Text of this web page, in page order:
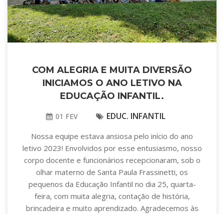
COM ALEGRIA E MUITA DIVERSÃO
INICIAMOS O ANO LETIVO NA
EDUCAÇÃO INFANTIL.
01 FEV EDUC. INFANTIL
Nossa equipe estava ansiosa pelo início do ano
letivo 2023! Envolvidos por esse entusiasmo, nosso
corpo docente e funcionários recepcionaram, sob o
olhar materno de Santa Paula Frassinetti, os
pequenos da Educação Infantil no dia 25, quarta-
feira, com muita alegria, contação de história,
brincadeira e muito aprendizado. Agradecemos às